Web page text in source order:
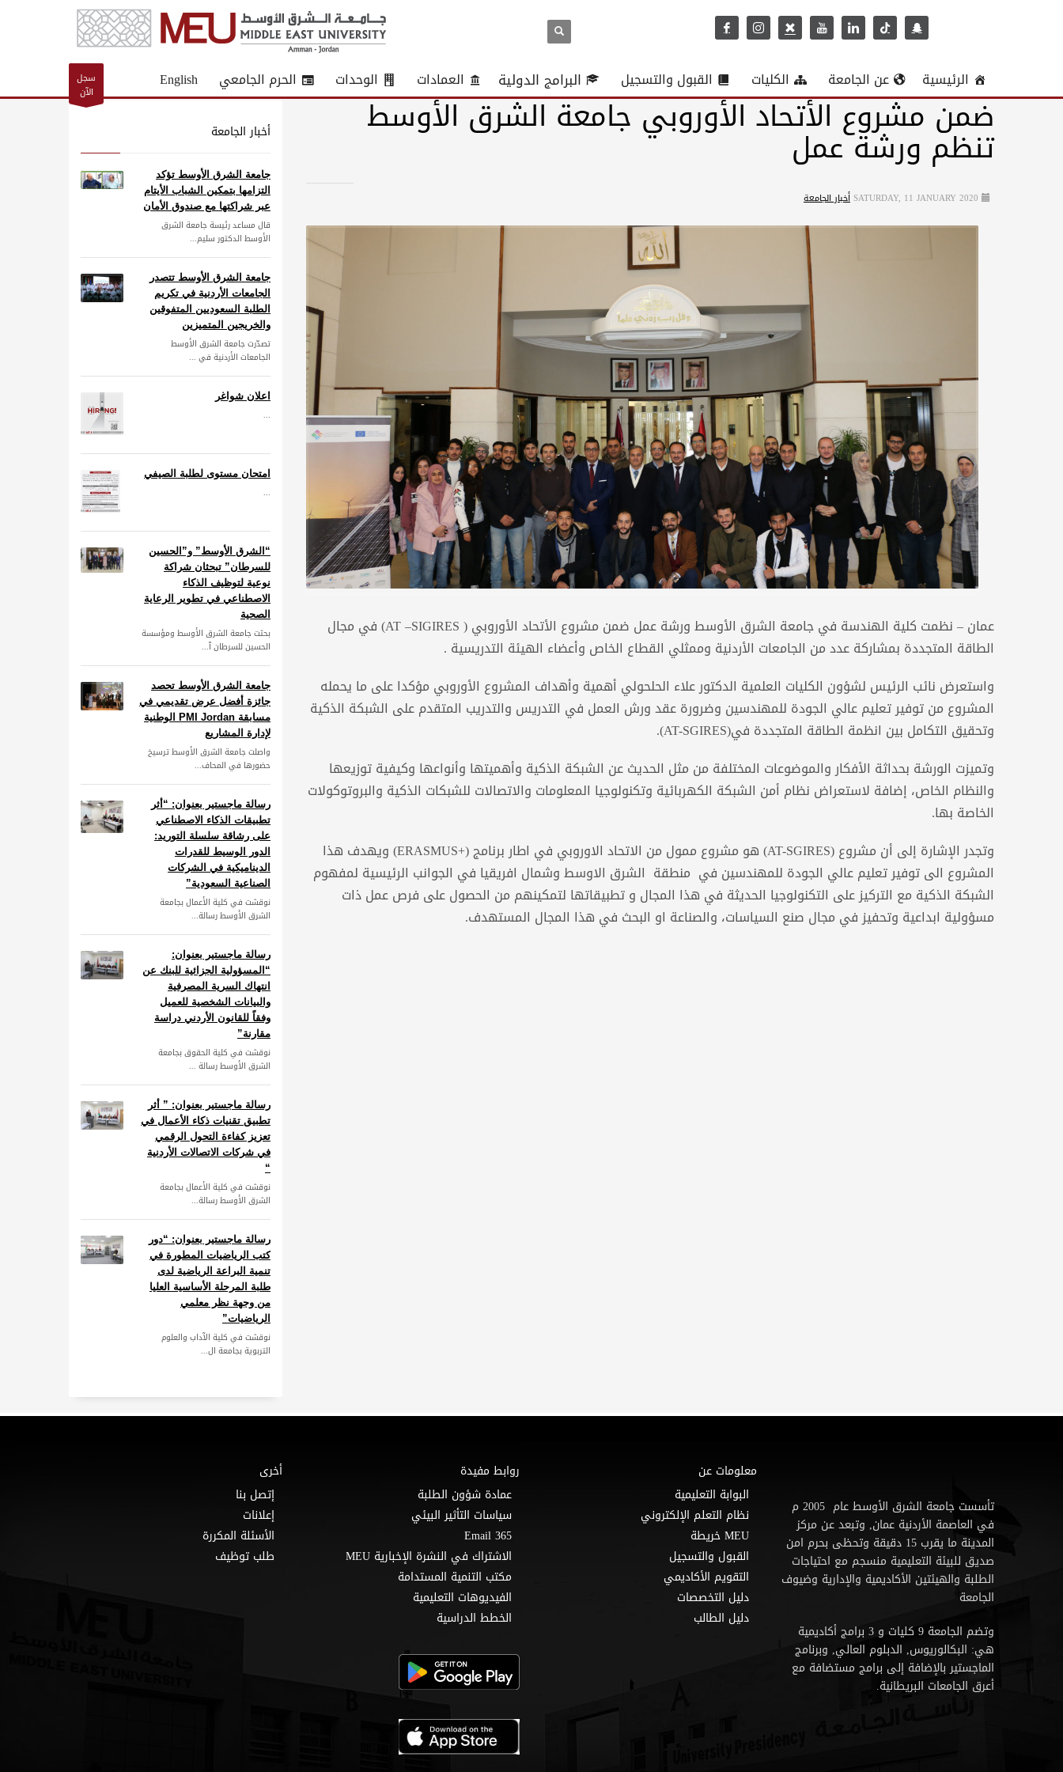
الرئيسية عن الجامعة الكليات القبول والتسجيل البرامج الدولية العمادات الوحدات الحرم الجامعي English
سجل
الآن
ضمن مشروع الأتحاد الأوروبي جامعة الشرق الأوسط
تنظم ورشة عمل
SATURDAY, 11 JANUARY 2020 أخبار الجامعة
عمان – نظمت كلية الهندسة في جامعة الشرق الأوسط ورشة عمل ضمن مشروع الأتحاد الأوروبي ( AT –SIGIRES) في مجال
الطاقة المتجددة بمشاركة عدد من الجامعات الأردنية وممثلي القطاع الخاص وأعضاء الهيئة التدريسية .
واستعرض نائب الرئيس لشؤون الكليات العلمية الدكتور علاء الحلحولي أهمية وأهداف المشروع الأوروبي مؤكدا على ما يحمله
المشروع من توفير تعليم عالي الجودة للمهندسين وضرورة عقد ورش العمل في التدريس والتدريب المتقدم على الشبكة الذكية
وتحقيق التكامل بين انظمة الطاقة المتجددة في(AT-SGIRES).
وتميزت الورشة بحداثة الأفكار والموضوعات المختلفة من مثل الحديث عن الشبكة الذكية وأهميتها وأنواعها وكيفية توزيعها
والنظام الخاص، إضافة لاستعراض نظام أمن الشبكة الكهربائية وتكنولوجيا المعلومات والاتصالات للشبكات الذكية والبروتوكولات
الخاصة بها.
وتجدر الإشارة إلى أن مشروع (AT-SGIRES) هو مشروع ممول من الاتحاد الاوروبي في اطار برنامج (+ERASMUS) ويهدف هذا
المشروع الى توفير تعليم عالي الجودة للمهندسين في منطقة الشرق الاوسط وشمال افريقيا في الجوانب الرئيسية لمفهوم
الشبكة الذكية مع التركيز على التكنولوجيا الحديثة في هذا المجال و تطبيقاتها لتمكينهم من الحصول على فرص عمل ذات
مسؤولية ابداعية وتحفيز في مجال صنع السياسات، والصناعة او البحث في هذا المجال المستهدف.
أخبار الجامعة
جامعة الشرق الأوسط تؤكد
التزامها بتمكين الشباب الأيتام
عبر شراكتها مع صندوق الأمان
قال مساعد رئيسة جامعة الشرق
الأوسط الدكتور سليم...
جامعة الشرق الأوسط تتصدر
الجامعات الأردنية في تكريم
الطلبة السعوديين المتفوقين
والخريجين المتميزين
تصدّرت جامعة الشرق الأوسط
الجامعات الأردنية في ...
اعلان شواغر
...
امتحان مستوى لطلبة الصيفي
...
“الشرق الأوسط” و”الحسين
للسرطان” تبحثان شراكة
نوعية لتوظيف الذكاء
الاصطناعي في تطوير الرعاية
الصحية
بحثت جامعة الشرق الأوسط ومؤسسة
الحسين للسرطان آ...
جامعة الشرق الأوسط تحصد
جائزة أفضل عرض تقديمي في
مسابقة PMI Jordan الوطنية
لإدارة المشاريع
واصلت جامعة الشرق الأوسط ترسيخ
حضورها في المحاف...
رسالة ماجستير بعنوان: “أثر
تطبيقات الذكاء الاصطناعي
على رشاقة سلسلة التوريد:
الدور الوسيط للقدرات
الديناميكية في الشركات
الصناعية السعودية”
نوقشت في كلية الأعمال بجامعة
الشرق الأوسط رسالة...
رسالة ماجستير بعنوان:
“المسؤولية الجزائية للبنك عن
انتهاك السرية المصرفية
والبيانات الشخصية للعميل
وفقاً للقانون الأردني دراسة
مقارنة”
نوقشت في كلية الحقوق بجامعة
الشرق الأوسط رسالة ...
رسالة ماجستير بعنوان: ” أثر
تطبيق تقنيات ذكاء الأعمال في
تعزيز كفاءة التحول الرقمي
في شركات الاتصالات الأردنية
“
نوقشت في كلية الأعمال بجامعة
الشرق الأوسط رسالة...
رسالة ماجستير بعنوان: “دور
كتب الرياضيات المطورة في
تنمية البراعة الرياضية لدى
طلبة المرحلة الأساسية العليا
من وجهة نظر معلمي
الرياضيات”
نوقشت في كلية الآداب والعلوم
التربوية بجامعة ال...
تأسست جامعة الشرق الأوسط عام 2005 م
في العاصمة الأردنية عمان, وتبعد عن مركز
المدينة ما يقرب 15 دقيقة وتحظى بحرم امن
صديق للبيئة التعليمية منسجم مع احتياجات
الطلبة والهيئتين الأكاديمية والإدارية وضيوف
الجامعة
وتضم الجامعة 9 كليات و 3 برامج أكاديمية
هي: البكالوريوس, الدبلوم العالي, وبرنامج
الماجستير بالإضافة إلى برامج مستضافة مع
أعرق الجامعات البريطانية.
معلومات عن
البوابة التعليمية
نظام التعلم الإلكتروني
MEU خريطة
القبول والتسجيل
التقويم الأكاديمي
دليل التخصصات
دليل الطالب
روابط مفيدة
عمادة شؤون الطلبة
سياسات التأثير البيئي
Email 365
الاشتراك في النشرة الإخبارية MEU
مكتب التنمية المستدامة
الفيديوهات التعليمية
الخطط الدراسية
أخرى
إتصل بنا
إعلانات
الأسئلة المكررة
طلب توظيف